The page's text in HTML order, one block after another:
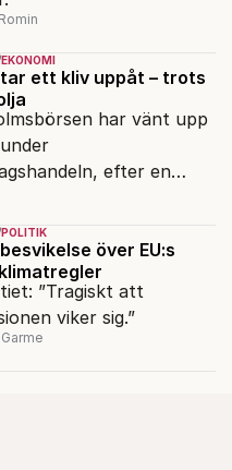
EKONOMI
ett kliv uppåt – trots
har vänt upp
efter en
nedåt – trots ett högre
AI-oro.
POLITIK
över EU:s
”Tragiskt att
viker sig.”